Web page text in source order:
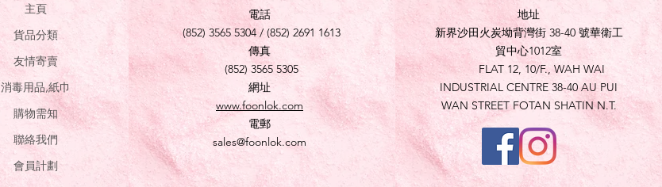
主頁
貨品分類
友情寄賣
消毒用品,紙巾
購物需知
聯絡我們
會員計劃
電話
(852) 3565 5304 / (852) 2691 1613
傳真
(852) 3565 5305
網址
www.foonlok.com
電郵
sales@foonlok.com
地址
新界沙田火炭坳背灣街 38-40 號華衛工
貿中心1012室
FLAT 12, 10/F., WAH WAI
INDUSTRIAL CENTRE 38-40 AU PUI
WAN STREET FOTAN SHATIN N.T.